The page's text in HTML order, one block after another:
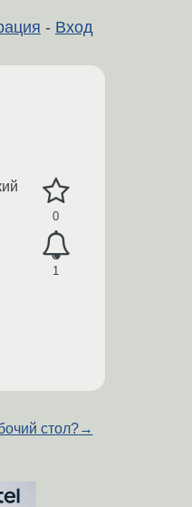
- Вход
0
1
стол?→